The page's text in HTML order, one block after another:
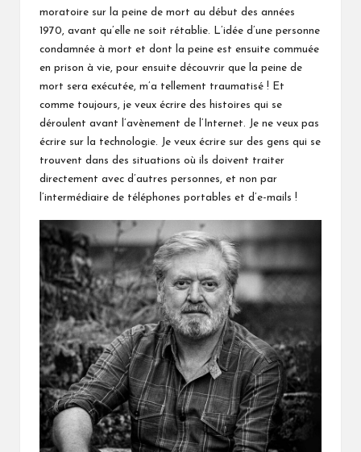
moratoire sur la peine de mort au début des années
1970, avant qu’elle ne soit rétablie. L’idée d’une personne
condamnée à mort et dont la peine est ensuite commuée
en prison à vie, pour ensuite découvrir que la peine de
mort sera exécutée, m’a tellement traumatisé ! Et
comme toujours, je veux écrire des histoires qui se
déroulent avant l’avènement de l’Internet. Je ne veux pas
écrire sur la technologie. Je veux écrire sur des gens qui se
trouvent dans des situations où ils doivent traiter
directement avec d’autres personnes, et non par
l’intermédiaire de téléphones portables et d’e-mails !